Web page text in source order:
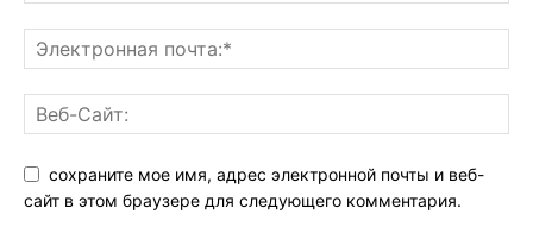
сохраните мое имя, адрес электронной почты и веб-
сайт в этом браузере для следующего комментария.